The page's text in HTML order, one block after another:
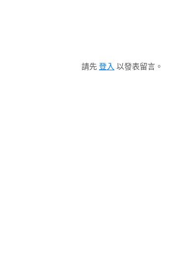
請先 登入 以發表留言。